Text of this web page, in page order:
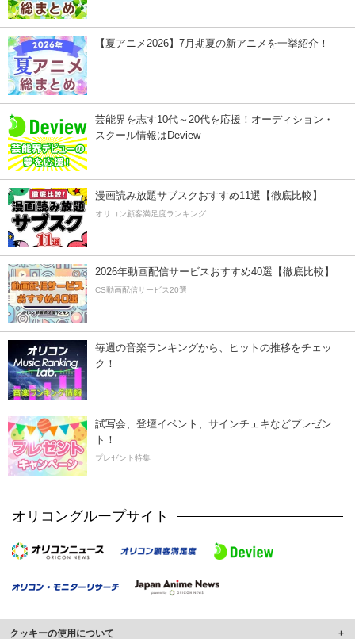
【夏アニメ2026】7月期夏の新アニメを一挙紹介！
芸能界を志す10代～20代を応援！オーディション・
スクール情報はDeview
漫画読み放題サブスクおすすめ11選【徹底比較】
オリコン顧客満足度ランキング
2026年動画配信サービスおすすめ40選【徹底比較】
CS動画配信サービス20選
毎週の音楽ランキングから、ヒットの推移をチェッ
ク！
試写会、登壇イベント、サインチェキなどプレゼン
ト！
プレゼント特集
オリコングループサイト
クッキーの使用について